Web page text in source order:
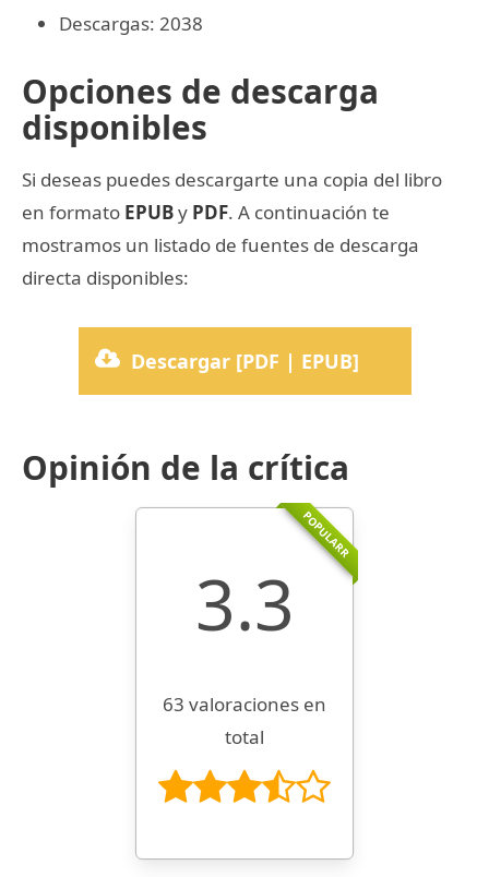
Descargas: 2038
Opciones de descarga
disponibles
Si deseas puedes descargarte una copia del libro
en formato EPUBy PDF. A continuación te
mostramos un listado de fuentes de descarga
directa disponibles:
Descargar [PDF | EPUB]
Opinión de la crítica
POPULARR
3.3
63 valoraciones en
total